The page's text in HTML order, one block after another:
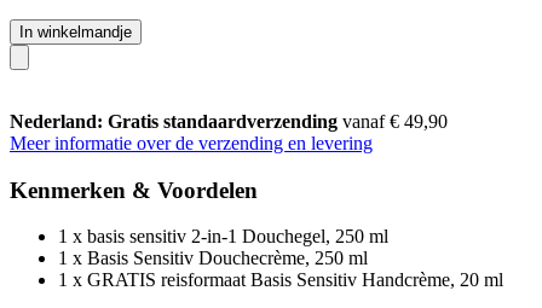
In winkelmandje
Nederland: Gratis standaardverzending vanaf € 49,90
Meer informatie over de verzending en levering
Kenmerken & Voordelen
1 x basis sensitiv 2-in-1 Douchegel, 250 ml
1 x Basis Sensitiv Douchecrème, 250 ml
1 x GRATIS reisformaat Basis Sensitiv Handcrème, 20 ml